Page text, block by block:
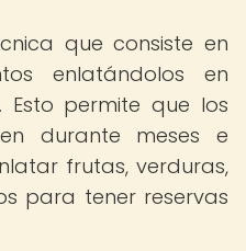
que consiste en
enlatándolos en
Esto permite que los
durante meses e
frutas, verduras,
para tener reservas